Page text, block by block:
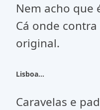
Nem acho que
Cá onde
original.
Lisboa...
Caravelas e